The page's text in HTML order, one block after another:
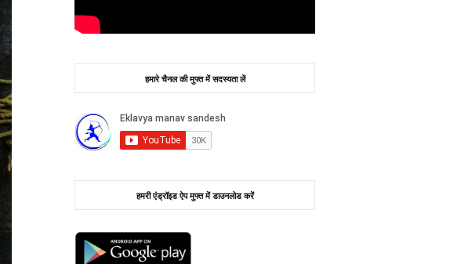
हमारे चैनल की मुफ्त में सदस्यता लें
हमरी एंड्रॉइड ऐप मुफ्त में डाउनलोड करें